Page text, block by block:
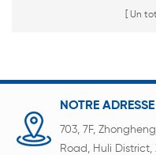
Un
NOTRE ADRESSE
703, 7F,
Road, Huli District,